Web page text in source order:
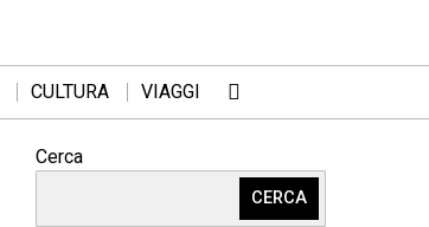
CULTURA VIAGGI
Cerca
CERCA